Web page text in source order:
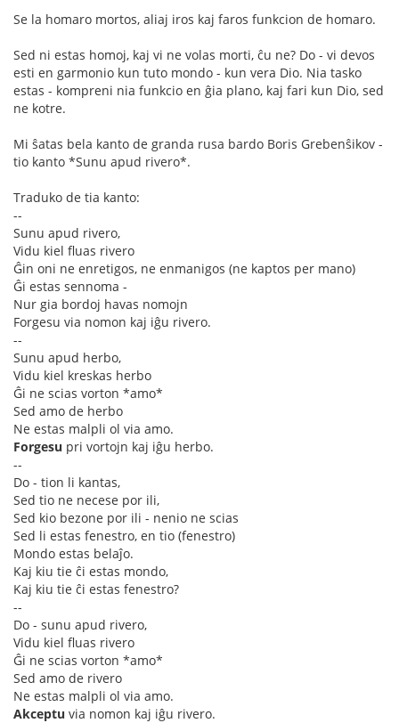
Se la homaro mortos, aliaj iros kaj faros funkcion de homaro.
Sed ni estas homoj, kaj vi ne volas morti, ĉu ne? Do - vi devos
esti en garmonio kun tuto mondo - kun vera Dio. Nia tasko
estas - kompreni nia funkcio en ĝia plano, kaj fari kun Dio, sed
ne kotre.
Mi ŝatas bela kanto de granda rusa bardo Boris Grebenŝikov -
tio kanto *Sunu apud rivero*.
Traduko de tia kanto:
--
Sunu apud rivero,
Vidu kiel fluas rivero
Ĝin oni ne enretigos, ne enmanigos (ne kaptos per mano)
Ĝi estas sennoma -
Nur gia bordoj havas nomojn
Forgesu via nomon kaj iĝu rivero.
--
Sunu apud herbo,
Vidu kiel kreskas herbo
Ĝi ne scias vorton *amo*
Sed amo de herbo
Ne estas malpli ol via amo.
Forgesu pri vortojn kaj iĝu herbo.
--
Do - tion li kantas,
Sed tio ne necese por ili,
Sed kio bezone por ili - nenio ne scias
Sed li estas fenestro, en tio (fenestro)
Mondo estas belaĵo.
Kaj kiu tie ĉi estas mondo,
Kaj kiu tie ĉi estas fenestro?
--
Do - sunu apud rivero,
Vidu kiel fluas rivero
Ĝi ne scias vorton *amo*
Sed amo de rivero
Ne estas malpli ol via amo.
Akceptu via nomon kaj iĝu rivero.